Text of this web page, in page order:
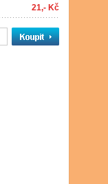
21,- Kč